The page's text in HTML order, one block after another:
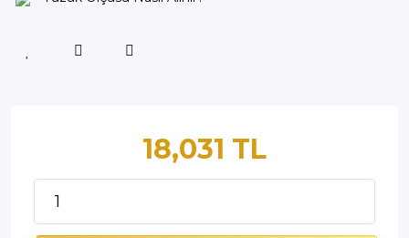
18,031 TL